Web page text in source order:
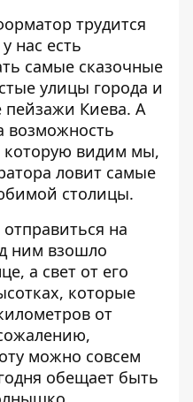
трудится
нас есть
самые сказочные
улицы города и
пейзажи Киева. А
возможность
которую видим мы,
ловит самые
столицы.
на
ним взошло
а свет от его
которые
от
можно совсем
обещает быть